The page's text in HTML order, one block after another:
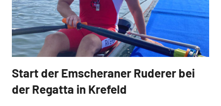
News
Start der Emscheraner Ruderer bei
der Regatta in Krefeld